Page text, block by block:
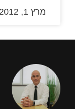
מרץ 1, 2012